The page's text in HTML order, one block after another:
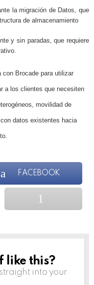
la migración de Datos, que
de almacenamiento
y sin paradas, que requiere
Brocade para utilizar
a los clientes que necesiten
movilidad de
datos existentes hacia
FACEBOOK
like this?
into your